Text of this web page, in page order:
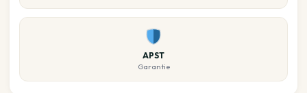
APST
Garantie